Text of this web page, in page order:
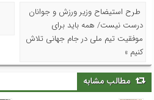
طرح استیضاح وزیر ورزش و جوانان
درست نیست/ همه باید برای
موفقیت تیم ملی در جام جهانی تلاش
کنیم »
مطالب مشابه